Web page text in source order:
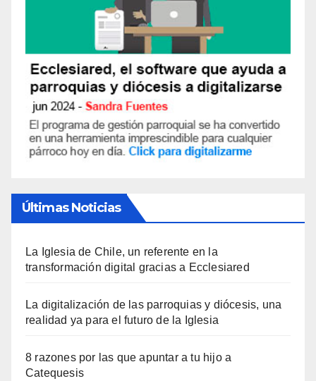
Últimas Noticias
La Iglesia de Chile, un referente en la
transformación digital gracias a Ecclesiared
La digitalización de las parroquias y diócesis, una
realidad ya para el futuro de la Iglesia
8 razones por las que apuntar a tu hijo a
Catequesis